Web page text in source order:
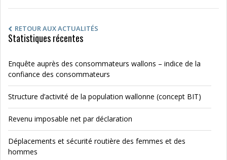
RETOUR AUX ACTUALITÉS
Statistiques récentes
Enquête auprès des consommateurs wallons – indice de la
confiance des consommateurs
Structure d’activité de la population wallonne (concept BIT)
Revenu imposable net par déclaration
Déplacements et sécurité routière des femmes et des
hommes